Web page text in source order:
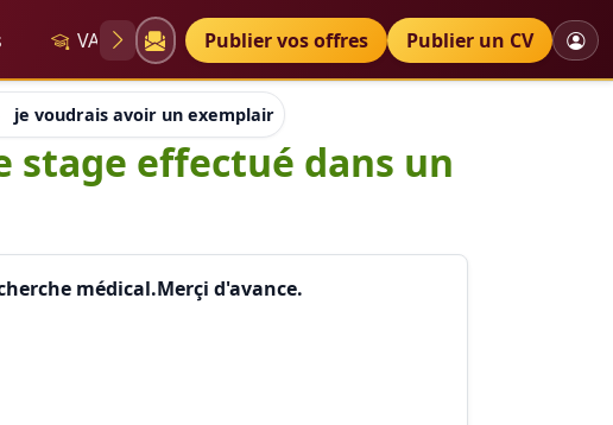
VAE Diplômes Petites annonces
Publier vos offres Publier un CV
je voudrais avoir un exemplaire de rapport de stage effectué dans
stage effectué dans un
médical.Merçi d'avance.